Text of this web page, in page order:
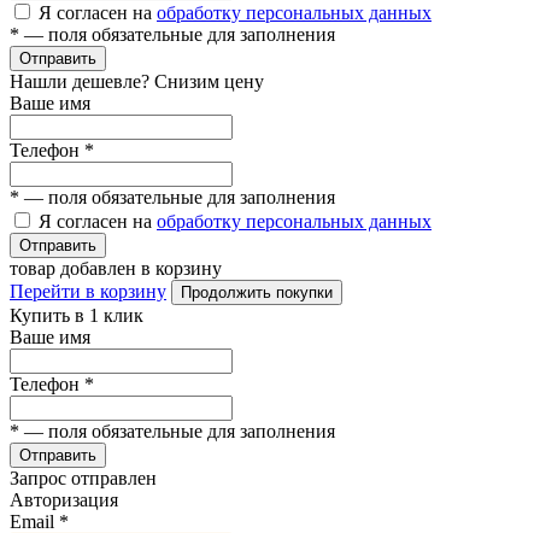
Я согласен на обработку персональных данных
* — поля обязательные для заполнения
Отправить
Нашли дешевле? Снизим цену
Ваше имя
Телефон *
* — поля обязательные для заполнения
Я согласен на обработку персональных данных
Отправить
товар добавлен в корзину
Перейти в корзину
Продолжить покупки
Купить в 1 клик
Ваше имя
Телефон *
* — поля обязательные для заполнения
Отправить
Запрос отправлен
Авторизация
Email *